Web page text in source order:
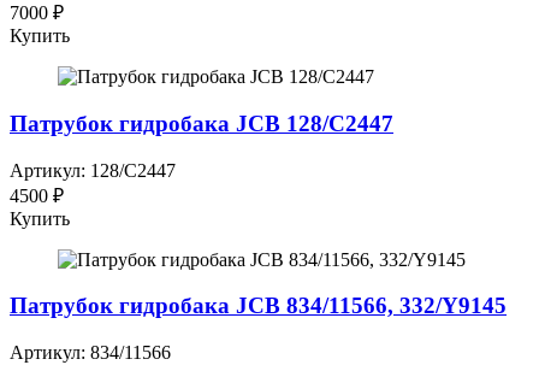
7000 ₽
Купить
Патрубок гидробака JCB 128/C2447
Артикул: 128/C2447
4500 ₽
Купить
Патрубок гидробака JCB 834/11566, 332/Y9145
Артикул: 834/11566